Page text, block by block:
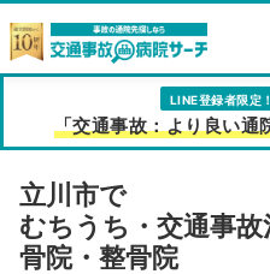
LINE登録者限定！
「交通事故：より良い通
立川市で
むちうち・交通事
骨院・整骨院